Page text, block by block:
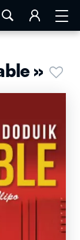
ROCHELLE
»